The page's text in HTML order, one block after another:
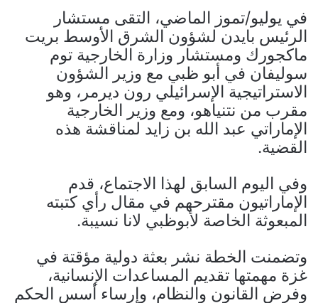
في يوليو/تموز الماضي، التقى مستشار
الرئيس بايدن لشؤون الشرق الأوسط بريت
ماكجورك ومستشار وزارة الخارجية توم
سوليفان في أبو ظبي مع وزير الشؤون
الاستراتيجية الإسرائيلي رون ديرمر، وهو
مقرب من نتنياهو، ومع وزير الخارجية
الإماراتي عبد الله بن زايد لمناقشة هذه
القضية.
وفي اليوم السابق لهذا الاجتماع، قدم
الإماراتيون مقترحهم في مقال رأي كتبته
المبعوثة الخاصة لأبوظبي لانا نسيبة.
وتضمنت الخطة نشر بعثة دولية مؤقتة في
غزة مهمتها تقديم المساعدات الإنسانية،
وفرض القانون والنظام، وإرساء أسس الحكم